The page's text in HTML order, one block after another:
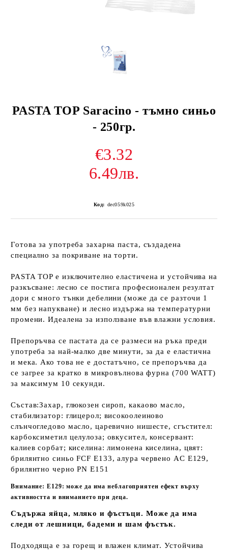
PASTA TOP Saracino - тъмно синьо
- 250гр.
€3.32
6.49лв.
Код: dec059k025
Готова за употреба захарна паста, създадена
специално за покриване на торти.
PASTA TOP е изключително еластичена и устойчива на
разкъсване: лесно се постига професионален резултат
дори с много тънки дебелини (може да се разточи 1
мм без напукване) и лесно издържа на температурни
промени. Идеалена за използване във влажни условия.
Препоръчва се пастата да се размеси на ръка преди
употреба за най-малко две минути, за да е еластична
и мека. Ако това не е достатъчно, се препоръчва да
се загрее за кратко в микровълнова фурна (700 WATT)
за максимум 10 секунди.
Състав:Захар, глюкозен сироп, какаово масло,
стабилизатор: глицерол; високоолеиново
слънчогледово масло, царевично нишесте, сгъстител:
карбоксиметил целулоза; овкусител, консервант:
калиев сорбат; киселина: лимонена киселина, цвят:
брилянтно синьо FCF E133, алура червено AC E129,
брилянтно черно PN E151
Вниманиe: E129: може да има неблагоприятен ефект върху
активността и вниманието при деца.
Съдържа яйца, мляко и фъстъци. Може да има
следи от лешници, бадеми и шам фъстък.
Подходяща е за горещ и влажен климат. Устойчива